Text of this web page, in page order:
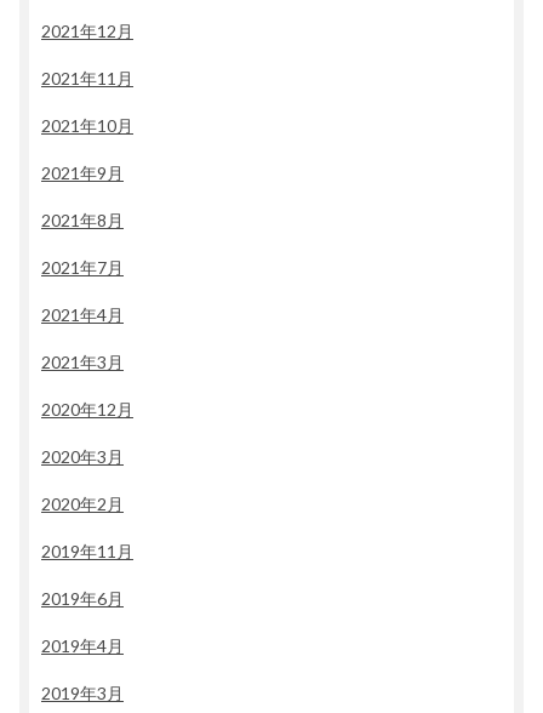
2021年12月
2021年11月
2021年10月
2021年9月
2021年8月
2021年7月
2021年4月
2021年3月
2020年12月
2020年3月
2020年2月
2019年11月
2019年6月
2019年4月
2019年3月